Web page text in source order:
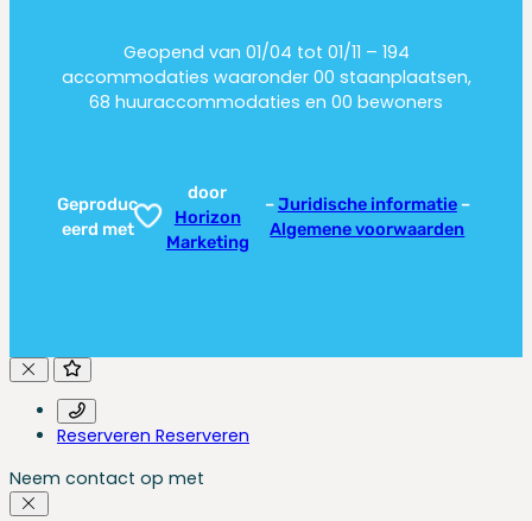
Geopend van 01/04 tot 01/11 – 194
accommodaties waaronder 00 staanplaatsen,
68 huuraccommodaties en 00 bewoners
Geproduc
eerd met
door
Horizon
Marketing
–Juridische informatie–
Algemene voorwaarden
Reserveren Reserveren
Neem contact op met